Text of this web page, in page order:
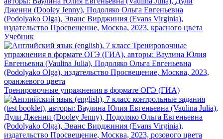
Учебник
Тренировочные упражнения в формате ОГЭ (ГИА)